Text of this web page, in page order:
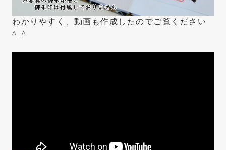
わかりやすく、動画も作成したのでご覧ください
^_^